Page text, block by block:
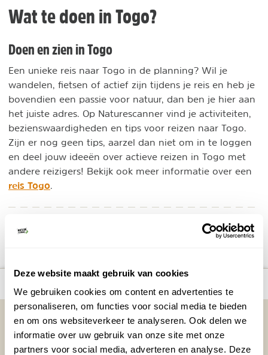
Deze website maakt gebruik van cookies
We gebruiken cookies om content en advertenties te
personaliseren, om functies voor social media te bieden
en om ons websiteverkeer te analyseren. Ook delen we
informatie over uw gebruik van onze site met onze
partners voor social media, adverteren en analyse. Deze
Wat te doen in Togo?
Doen en zien in Togo
Een unieke reis naar Togo in de planning? Wil je
wandelen, fietsen of actief zijn tijdens je reis en heb je
bovendien een passie voor natuur, dan ben je hier aan
het juiste adres. Op Naturescanner vind je activiteiten,
bezienswaardigheden en tips voor reizen naar Togo.
Zijn er nog geen tips, aarzel dan niet om in te loggen
en deel jouw ideeën over actieve reizen in Togo met
andere reizigers! Bekijk ook meer informatie over een
reis Togo
Deel deze pagina! DELEN VIA DE MAILDELEN OP PINTEREST
DELEN OP
number_of_trips:
3
Vakantietips & Inspiratie?
Voornaam Achternaam